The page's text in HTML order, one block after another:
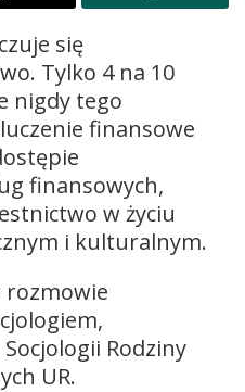
się
Tylko 4 na 10
nigdy tego
finansowe
finansowych,
w życiu
i kulturalnym.
rozmowie
Rodziny
UR.